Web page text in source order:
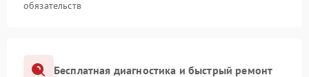
обязательств
Бесплатная диагностика и быстрый ремонт